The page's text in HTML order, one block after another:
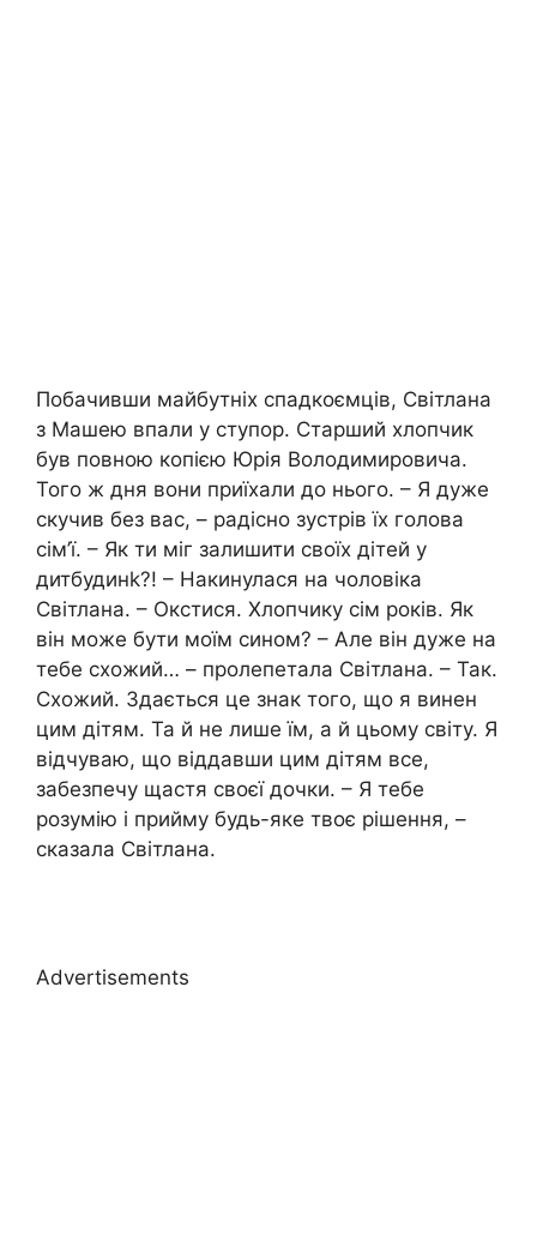
Побачивши майбутніх спадкоємців, Світлана
з Машею впали у ступор. Старший хлопчик
був повною копією Юрія Володимировича.
Того ж дня вони приїхали до нього. – Я дуже
скучив без вас, – радісно зустрів їх голова
сім’ї. – Як ти міг залишити своїх дітей у
дитбудинk?! – Накинулася на чоловіка
Світлана. – Окстися. Хлопчику сім років. Як
він може бути моїм сином? – Але він дуже на
тебе схожий… – пролепетала Світлана. – Так.
Схожий. Здається це знак того, що я винен
цим дітям. Та й не лише їм, а й цьому світу. Я
відчуваю, що віддавши цим дітям все,
забезпечу щастя своєї дочки. – Я тебе
розумію і прийму будь-яке твоє рішення, –
сказала Світлана.
Advertisements